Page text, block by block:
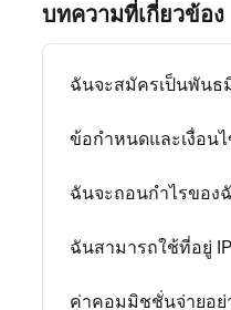
บทความที่เกี่ยวข้อง
ฉันจะสมัครเป็นพันธ
ข้อกำหนดและเงื่อน
ฉันจะถอนกำไรของ
ฉันสามารถใช้ที่อยู่
ค่าคอมมิชชั่นจ่ายอย่